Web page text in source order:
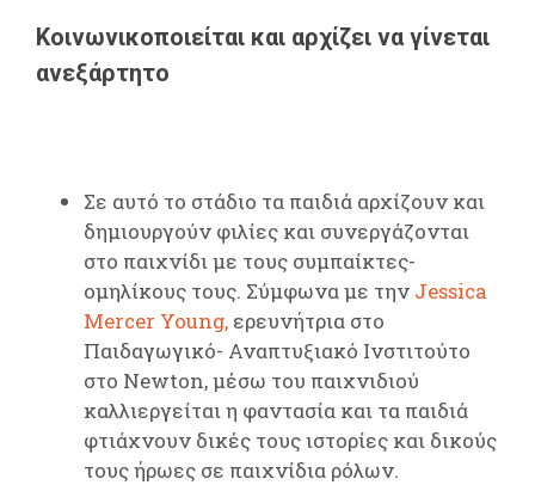
Κοινωνικοποιείται και αρχίζει να γίνεται
ανεξάρτητο
Σε αυτό το στάδιο τα παιδιά αρχίζουν και
δημιουργούν φιλίες και συνεργάζονται
στο παιχνίδι με τους συμπαίκτες-
ομηλίκους τους. Σύμφωνα με την Jessica
Mercer Young, ερευνήτρια στο
Παιδαγωγικό- Αναπτυξιακό Ινστιτούτο
στο Newton, μέσω του παιχνιδιού
καλλιεργείται η φαντασία και τα παιδιά
φτιάχνουν δικές τους ιστορίες και δικούς
τους ήρωες σε παιχνίδια ρόλων.